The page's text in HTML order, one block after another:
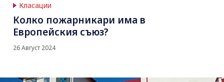
Класации
Колко пожарникари има в
Европейския съюз?
26 Август 2024